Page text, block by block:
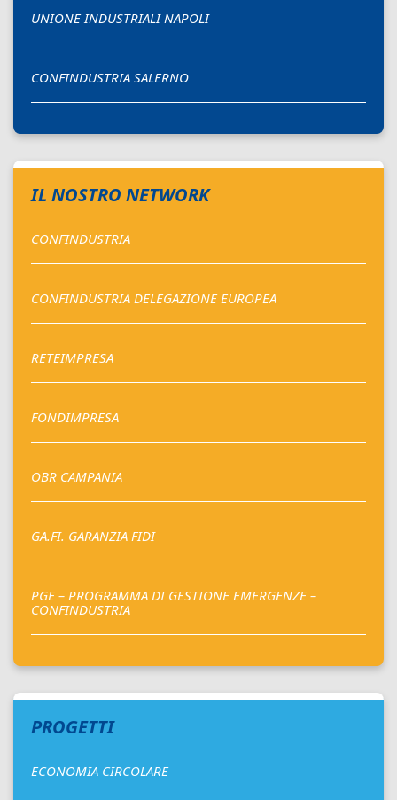
UNIONE INDUSTRIALI NAPOLI
CONFINDUSTRIA SALERNO
IL NOSTRO NETWORK
CONFINDUSTRIA
CONFINDUSTRIA DELEGAZIONE EUROPEA
RETEIMPRESA
FONDIMPRESA
OBR CAMPANIA
GA.FI. GARANZIA FIDI
PGE – PROGRAMMA DI GESTIONE EMERGENZE –
CONFINDUSTRIA
PROGETTI
ECONOMIA CIRCOLARE